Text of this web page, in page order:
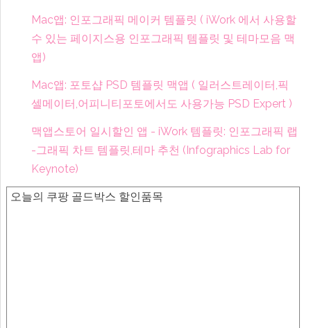
Mac앱: 인포그래픽 메이커 템플릿 ( iWork 에서 사용할
수 있는 페이지스용 인포그래픽 템플릿 및 테마모음 맥
앱)
Mac앱: 포토샵 PSD 템플릿 맥앱 ( 일러스트레이터,픽
셀메이터,어피니티포토에서도 사용가능 PSD Expert )
맥앱스토어 일시할인 앱 - iWork 템플릿: 인포그래픽 랩
-그래픽 차트 템플릿,테마 추천 (Infographics Lab for
Keynote)
오늘의 쿠팡 골드박스 할인품목